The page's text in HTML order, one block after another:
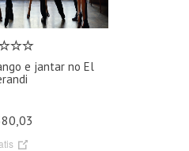
e jantar no El